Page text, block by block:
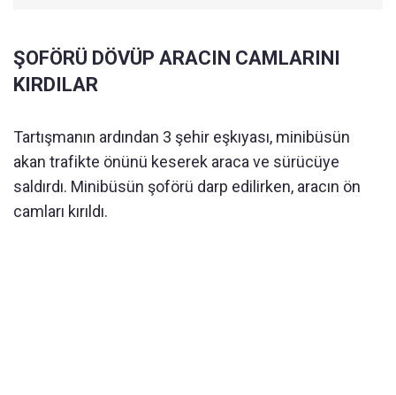
ŞOFÖRÜ DÖVÜP ARACIN CAMLARINI
KIRDILAR
Tartışmanın ardından 3 şehir eşkıyası, minibüsün
akan trafikte önünü keserek araca ve sürücüye
saldırdı. Minibüsün şoförü darp edilirken, aracın ön
camları kırıldı.